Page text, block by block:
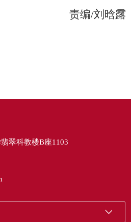
责编/刘晗露
翠科教楼B座1103